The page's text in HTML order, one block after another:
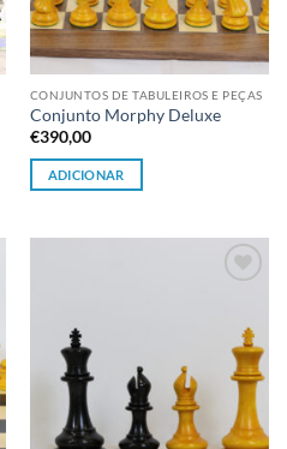
CONJUNTOS DE TABULEIROS E PEÇAS
Conjunto Morphy Deluxe
€390,00
ADICIONAR
desejos